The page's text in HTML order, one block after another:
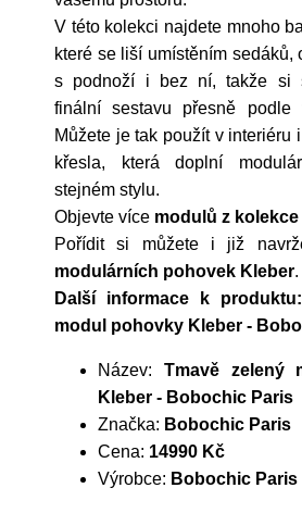
V této kolekci najdete mnoho
které se liší umístěním sedáků,
s podnoží i bez ní, takže si
finální sestavu přesně podle
Můžete je tak použít v interiéru
křesla, která doplní
stejném stylu.
Objevte více modulů z
Pořídit si můžete i již
modulárních pohovek Kleber.
Další informace k
modul pohovky Kleber -
Název: Tmavě zelený
Kleber - Bobochic Paris
Značka: Bobochic Paris
Cena: 14990 Kč
Výrobce: Bobochic Paris